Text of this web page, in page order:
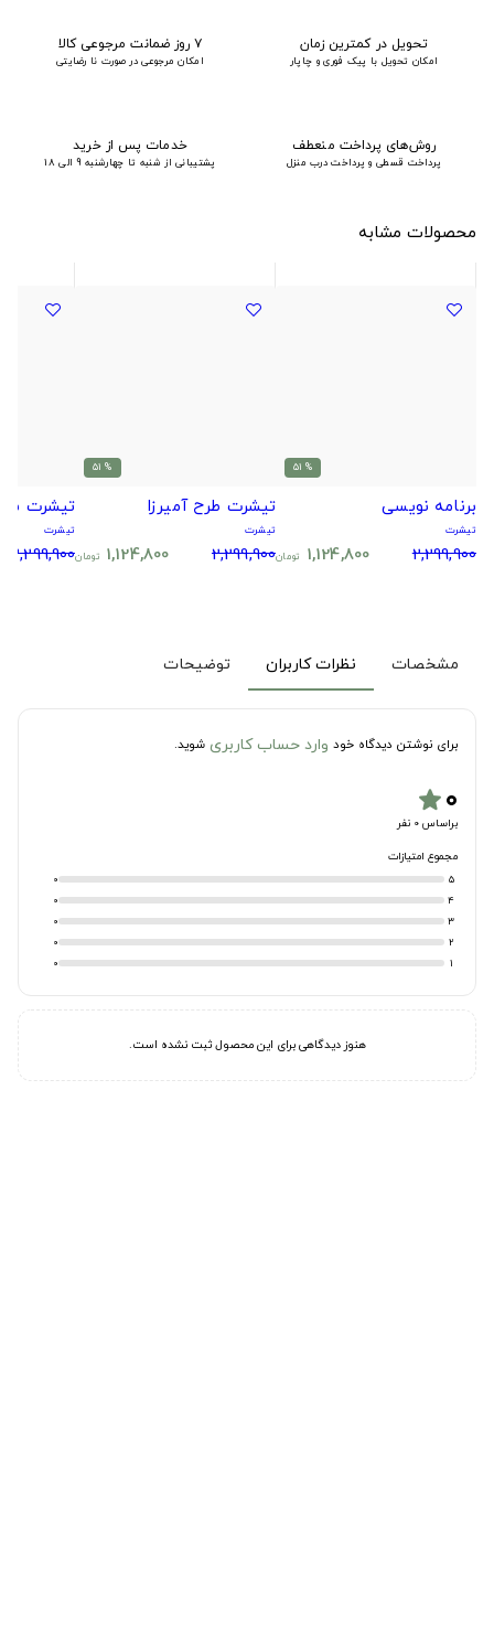
تحویل در کمترین زمان
امکان تحویل با پیک فوری و چاپار
۷ روز ضمانت مرجوعی کالا
امکان مرجوعی در صورت نا رضایتی
روش‌های پرداخت منعطف
پرداخت قسطی و پرداخت درب منزل
خدمات پس از خرید
پشتیبانی از شنبه تا چهارشنبه 9 الی 18
محصولات مشابه
% 51
برنامه نویسی
تیشرت
2,299,900
1,124,800 تومان
% 51
تیشرت طرح آمیرزا
تیشرت
2,299,900
1,124,800 تومان
تیشرت
تیشرت
2,299,900
مشخصات نظرات کاربران توضیحات
برای نوشتن دیدگاه خود وارد حساب کاربری شوید.
۰star
براساس 0 نفر
مجموع امتیازات
5
0
4
0
3
0
2
0
1
0
هنوز دیدگاهی برای این محصول ثبت نشده است.